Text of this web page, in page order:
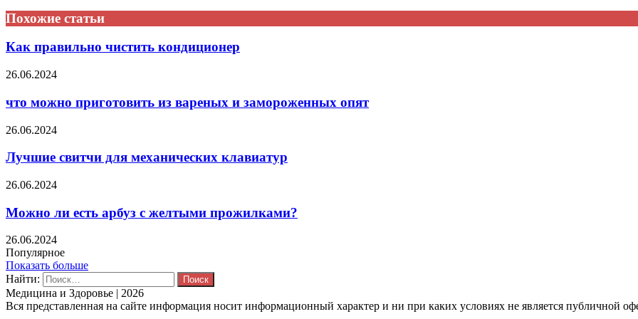
Похожие статьи
Как правильно чистить кондиционер
26.06.2024
что можно приготовить из вареных и замороженных опят
26.06.2024
Лучшие свитчи для механических клавиатур
26.06.2024
Можно ли есть арбуз с желтыми прожилками?
26.06.2024
Популярное
Показать больше
Найти:
Медицина и Здоровье | 2026
Вся представленная на сайте информация носит информационный характер и ни при каких условиях не является публичной